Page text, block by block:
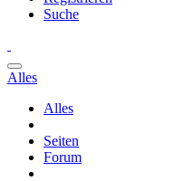
Suche
Alles
Alles
Seiten
Forum